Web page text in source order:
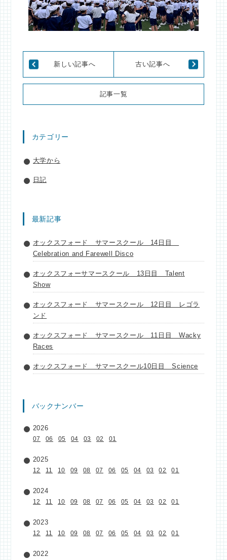
新しい記事へ
記事一覧
古い記事へ
カテゴリー
大学から
日記
最新記事
オックスフォード サマースクール 14日目
Celebration and Farewell Disco
オックスフォーサマースクール 13日目 Talent
Show
オックスフォード サマースクール 12日目 レゴラ
ンド
オックスフォード サマースクール 11日目 Wacky
Races
オックスフォード サマースクール10日目 Science
バックナンバー
2026
07 06 05 04 03 02 01
2025
12 11 10 09 08 07 06 05 04 03 02 01
2024
12 11 10 09 08 07 06 05 04 03 02 01
2023
12 11 10 09 08 07 06 05 04 03 02 01
2022